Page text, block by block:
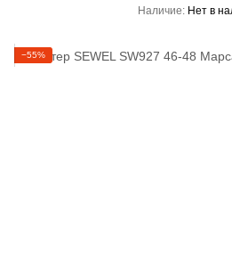
Наличие Нет в
−55%